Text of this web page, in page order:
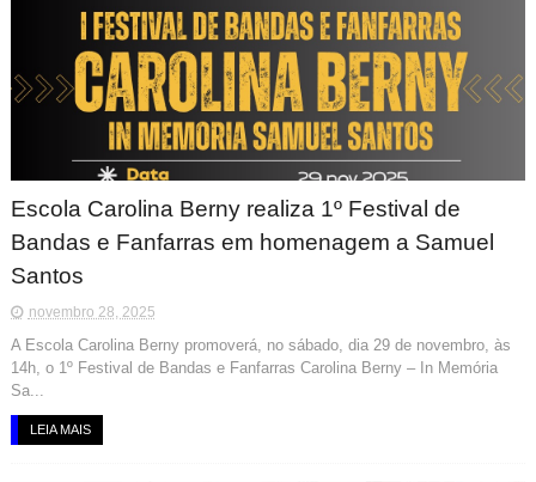
Escola Carolina Berny realiza 1º Festival de
Bandas e Fanfarras em homenagem a Samuel
Santos
novembro 28, 2025
A Escola Carolina Berny promoverá, no sábado, dia 29 de novembro, às
14h, o 1º Festival de Bandas e Fanfarras Carolina Berny – In Memória
Sa...
LEIA MAIS